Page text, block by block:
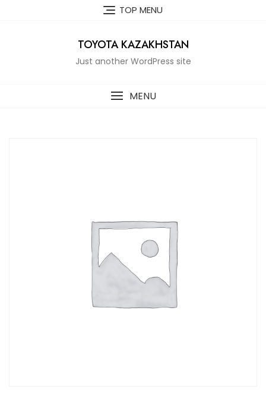
TOP MENU
TOYOTA KAZAKHSTAN
Just another WordPress site
MENU